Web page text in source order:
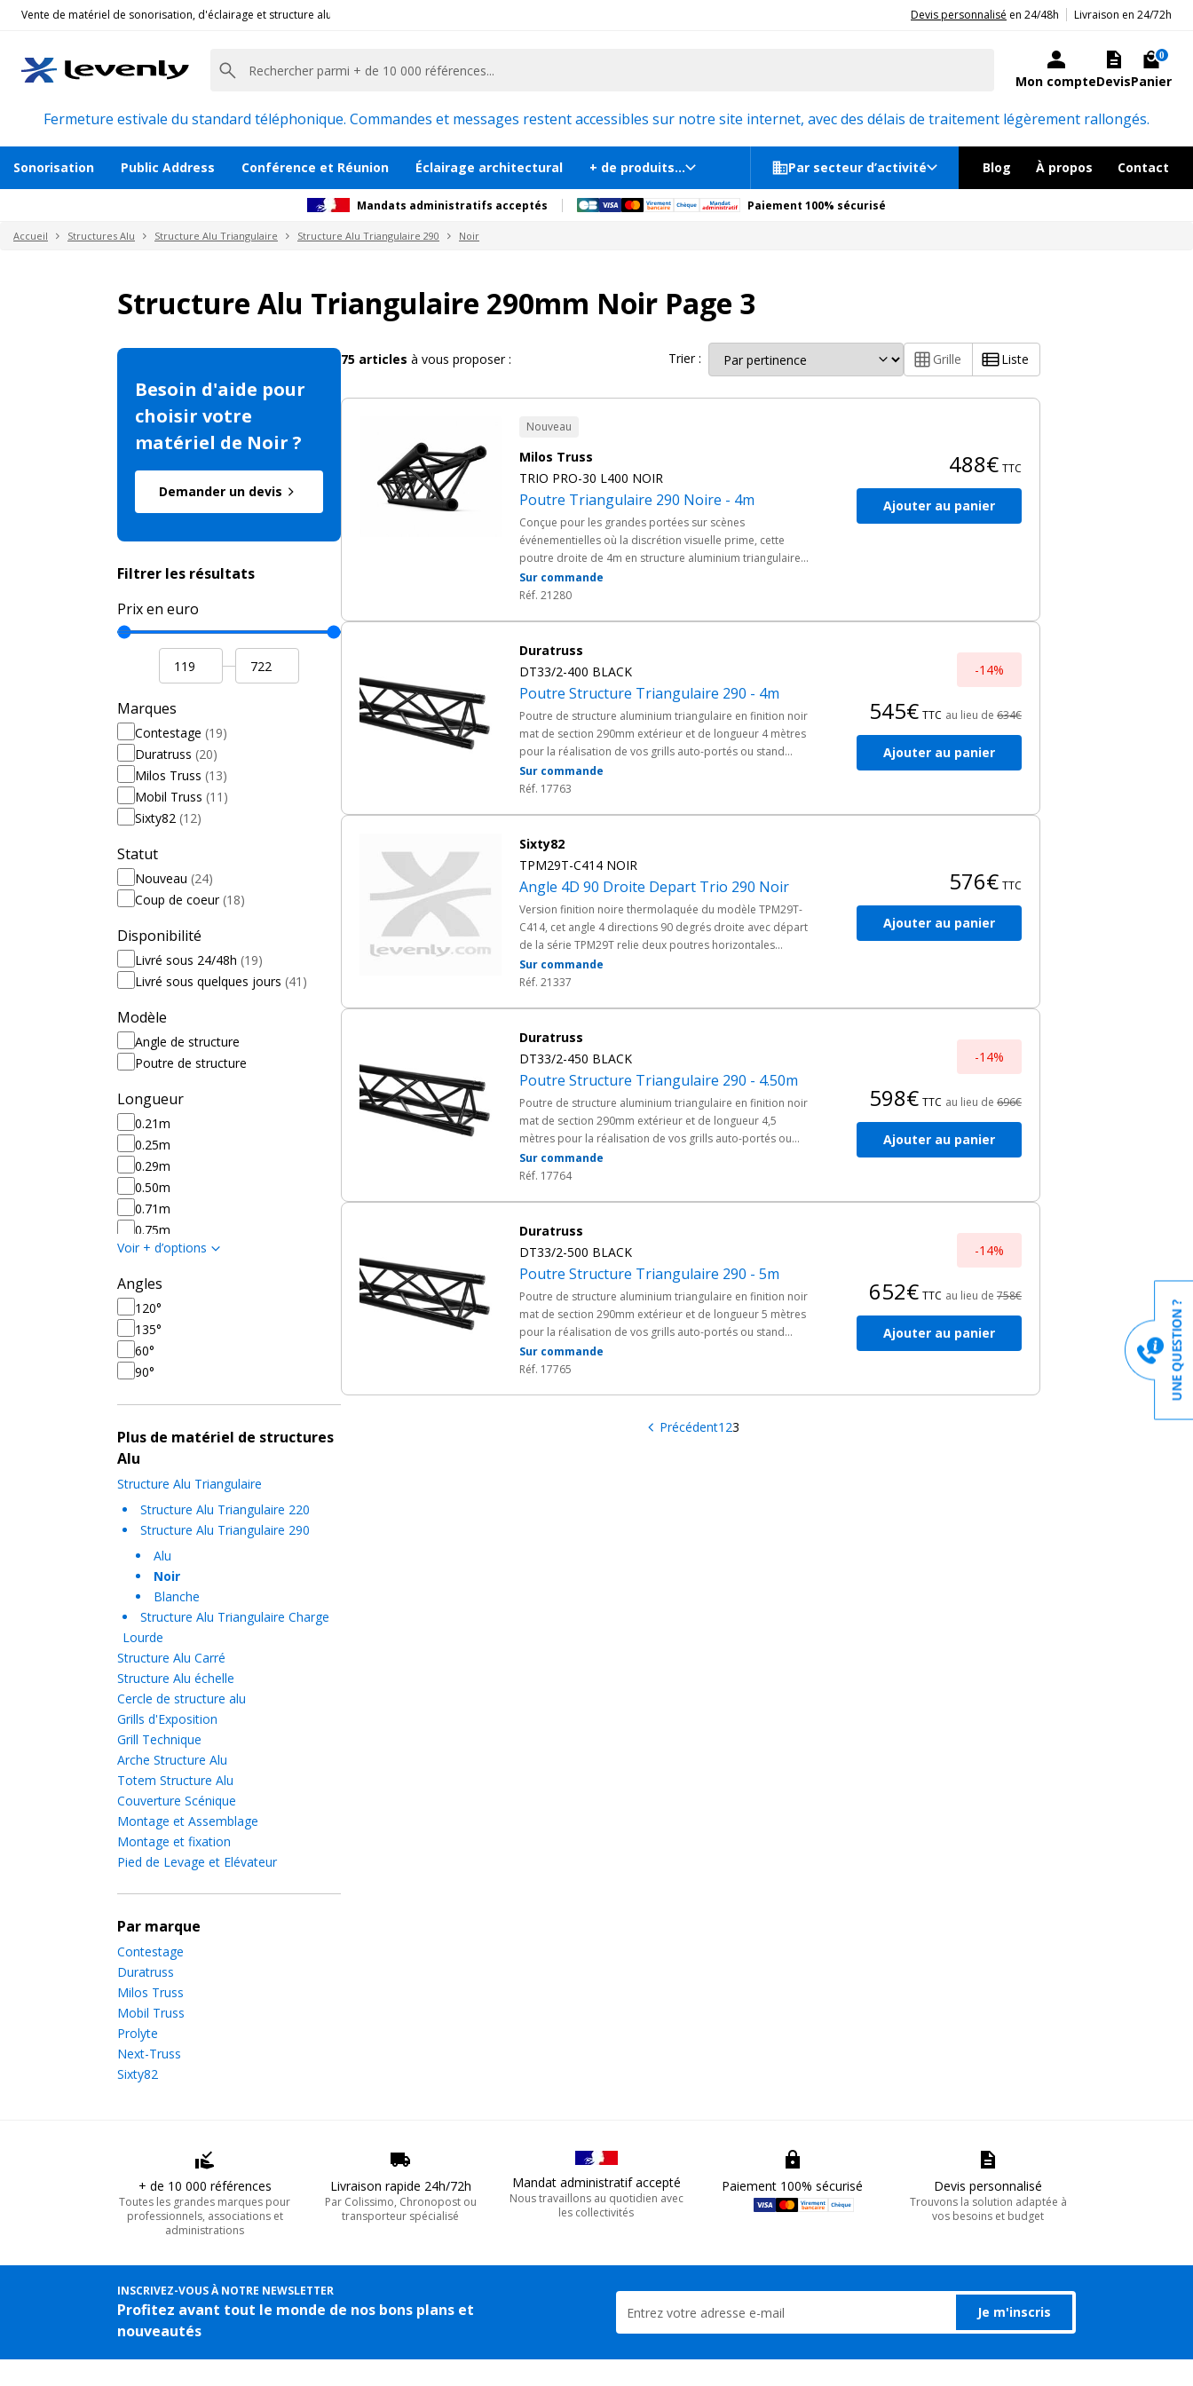
Vente de matériel de sonorisation, d'éclairage et structure alu pour l'évènementiel et la communication, stand exposition, scène, podium et estrade, etc. | 20ans d'expérience aux côtés des professionnels et acteurs publics.
Devis personnalisé en 24/48h Livraison en 24/72h
Mon compteDevisPanier
0
Fermeture estivale du standard téléphonique. Commandes et messages restent accessibles sur notre site internet, avec des délais de traitement légèrement rallongés.
Sonorisation Public Address Conférence et Réunion Éclairage architectural + de produits... Par secteur d’activité Blog À propos Contact
Mandats administratifs acceptés Paiement 100% sécurisé
Accueil Structures Alu Structure Alu Triangulaire Structure Alu Triangulaire 290 Noir
Structure Alu Triangulaire 290mm Noir Page 3
Besoin d'aide pour
choisir votre
matériel de Noir ?
Demander un devis
Filtrer les résultats
Prix en euro
Marques
Contestage (19)
Duratruss (20)
Milos Truss (13)
Mobil Truss (11)
Sixty82 (12)
Statut
Nouveau (24)
Coup de coeur (18)
Disponibilité
Livré sous 24/48h (19)
Livré sous quelques jours (41)
Modèle
Angle de structure
Poutre de structure
Longueur
0.21m
0.25m
0.29m
0.50m
0.71m
0.75m
1m
2m
2m50
3m
3m50
4m
4m50
Voir + d’options
Angles
120°
135°
60°
90°
Plus de matériel de structures
Alu
Structure Alu Triangulaire
Structure Alu Triangulaire 220
Structure Alu Triangulaire 290
Alu
Noir
Blanche
Structure Alu Triangulaire Charge
Lourde
Structure Alu Carré
Structure Alu échelle
Cercle de structure alu
Grills d'Exposition
Grill Technique
Arche Structure Alu
Totem Structure Alu
Couverture Scénique
Montage et Assemblage
Montage et fixation
Pied de Levage et Elévateur
Par marque
Contestage
Duratruss
Milos Truss
Mobil Truss
Prolyte
Next-Truss
Sixty82
75 articles à vous proposer : Trier : Grille Liste
Nouveau
Milos Truss
TRIO PRO-30 L400 NOIR
Poutre Triangulaire 290 Noire - 4m
Conçue pour les grandes portées sur scènes
événementielles où la discrétion visuelle prime, cette
poutre droite de 4m en structure aluminium triangulaire
290 finition noire équipe les scènes majeures et les ponts
d'éclairage de grande envergure. Issue de la gamme
Sur commande
Réf. 21280
488€ TTC
Ajouter au panier
Duratruss
DT33/2-400 BLACK
Poutre Structure Triangulaire 290 - 4m
Poutre de structure aluminium triangulaire en finition noir
mat de section 290mm extérieur et de longueur 4 mètres
pour la réalisation de vos grills auto-portés ou stand
d'exposition par exemple.
Sur commande
Réf. 17763
-14%
545€ TTC au lieu de 634€
Ajouter au panier
Sixty82
TPM29T-C414 NOIR
Angle 4D 90 Droite Depart Trio 290 Noir
Version finition noire thermolaquée du modèle TPM29T-
C414, cet angle 4 directions 90 degrés droite avec départ
de la série TPM29T relie deux poutres horizontales
perpendiculaires en structure alu triangulaire 290, un
montant vertical et un départ supplémentaire. Conçu
scénographies discrètes, plateaux TV et installations
événementielles haut de gamme.
Sur commande
Réf. 21337
576€ TTC
Ajouter au panier
Duratruss
DT33/2-450 BLACK
Poutre Structure Triangulaire 290 - 4.50m
Poutre de structure aluminium triangulaire en finition noir
mat de section 290mm extérieur et de longueur 4,5
mètres pour la réalisation de vos grills auto-portés ou
stand d'exposition par exemple.
Sur commande
Réf. 17764
-14%
598€ TTC au lieu de 696€
Ajouter au panier
Duratruss
DT33/2-500 BLACK
Poutre Structure Triangulaire 290 - 5m
Poutre de structure aluminium triangulaire en finition noir
mat de section 290mm extérieur et de longueur 5 mètres
pour la réalisation de vos grills auto-portés ou stand
d'exposition par exemple.
Sur commande
Réf. 17765
-14%
652€ TTC au lieu de 758€
Ajouter au panier
Précédent1 23
+ de 10 000 références
Toutes les grandes marques pour
professionnels, associations et
administrations
Livraison rapide 24h/72h
Par Colissimo, Chronopost ou
transporteur spécialisé
Mandat administratif accepté
Nous travaillons au quotidien avec
les collectivités
Paiement 100% sécurisé Devis personnalisé
Trouvons la solution adaptée à
vos besoins et budget
INSCRIVEZ-VOUS À NOTRE NEWSLETTER
Profitez avant tout le monde de nos bons plans et
nouveautés
Je m'inscris